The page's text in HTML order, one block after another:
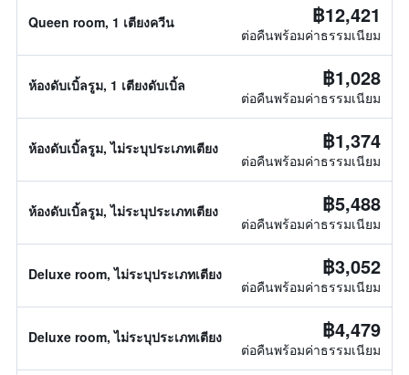
Queen room, 1 เตียงควีน ฿12,421
ต่อคืนพร้อมค่าธรรมเนียม
ห้องดับเบิ้ลรูม, 1 เตียงดับเบิ้ล ฿1,028
ต่อคืนพร้อมค่าธรรมเนียม
ห้องดับเบิ้ลรูม, ไม่ระบุประเภทเตียง ฿1,374
ต่อคืนพร้อมค่าธรรมเนียม
ห้องดับเบิ้ลรูม, ไม่ระบุประเภทเตียง ฿5,488
ต่อคืนพร้อมค่าธรรมเนียม
Deluxe room, ไม่ระบุประเภทเตียง ฿3,052
ต่อคืนพร้อมค่าธรรมเนียม
Deluxe room, ไม่ระบุประเภทเตียง ฿4,479
ต่อคืนพร้อมค่าธรรมเนียม